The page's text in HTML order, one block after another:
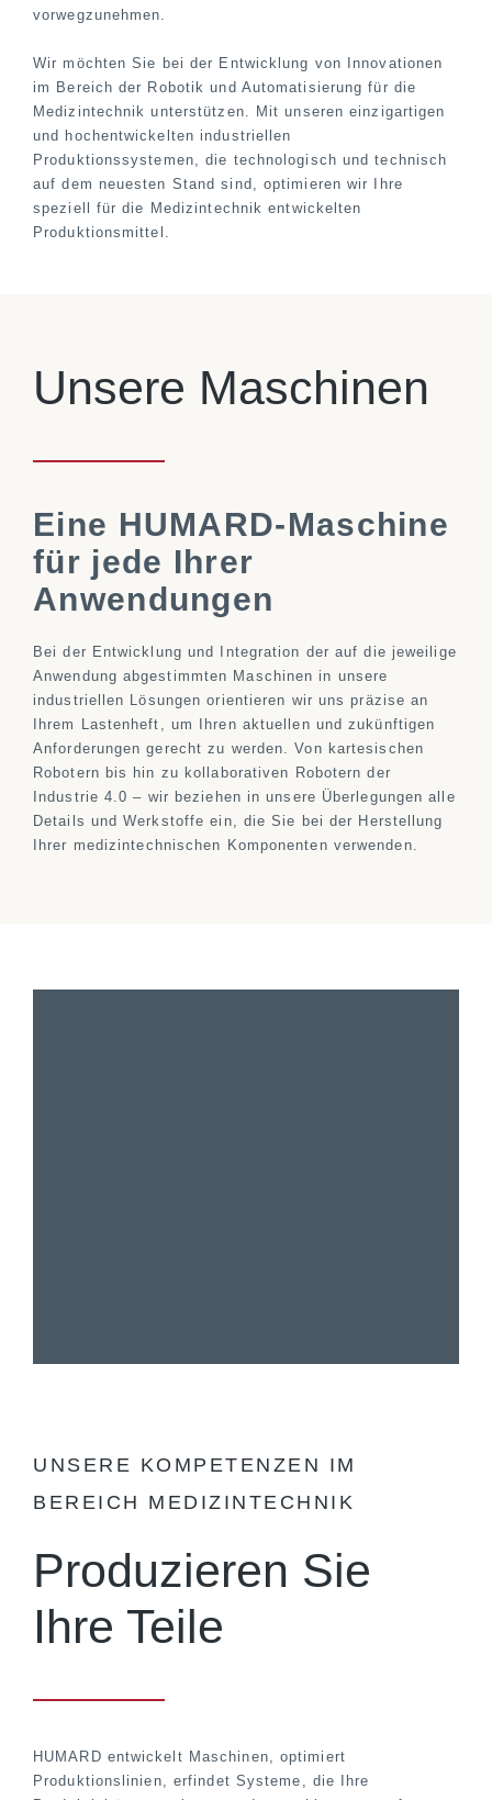
vorwegzunehmen.
Wir möchten Sie bei der Entwicklung von Innovationen
im Bereich der Robotik und Automatisierung für die
Medizintechnik unterstützen. Mit unseren einzigartigen
und hochentwickelten industriellen
Produktionssystemen, die technologisch und technisch
auf dem neuesten Stand sind, optimieren wir Ihre
speziell für die Medizintechnik entwickelten
Produktionsmittel.
Unsere Maschinen
Eine HUMARD-Maschine
für jede Ihrer
Anwendungen
Bei der Entwicklung und Integration der auf die jeweilige
Anwendung abgestimmten Maschinen in unsere
industriellen Lösungen orientieren wir uns präzise an
Ihrem Lastenheft, um Ihren aktuellen und zukünftigen
Anforderungen gerecht zu werden. Von kartesischen
Robotern bis hin zu kollaborativen Robotern der
Industrie 4.0 – wir beziehen in unsere Überlegungen alle
Details und Werkstoffe ein, die Sie bei der Herstellung
Ihrer medizintechnischen Komponenten verwenden.
UNSERE KOMPETENZEN IM
BEREICH MEDIZINTECHNIK
Produzieren Sie
Ihre Teile
HUMARD entwickelt Maschinen, optimiert
Produktionslinien, erfindet Systeme, die Ihre